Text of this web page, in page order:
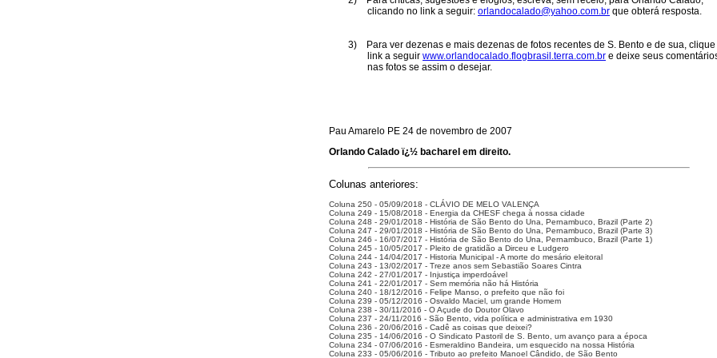
clicando no link a seguir: orlandocalado@yahoo.com.br que obterá resposta.
3)
Para ver dezenas e mais dezenas de fotos recentes de S. Bento e de sua,
link a seguir www.orlandocalado.flogbrasil.terra.com.br e deixe seus
nas fotos se assim o desejar.
Pau Amarelo PE 24 de novembro de 2007
Orlando Calado ï¿½ bacharel em direito.
Colunas anteriores:
Coluna 250 - 05/09/2018 - CLÁVIO DE MELO VALENÇA
Coluna 249 - 15/08/2018 - Energia da CHESF chega à nossa cidade
Coluna 248 - 29/01/2018 - História de São Bento do Una, Pernambuco, Brazil (Parte 2)
Coluna 247 - 29/01/2018 - História de São Bento do Una, Pernambuco, Brazil (Parte 3)
Coluna 246 - 16/07/2017 - História de São Bento do Una, Pernambuco, Brazil (Parte 1)
Coluna 245 - 10/05/2017 - Pleito de gratidão a Dirceu e Ludgero
Coluna 244 - 14/04/2017 - Historia Municipal - A morte do mesário eleitoral
Coluna 243 - 13/02/2017 - Treze anos sem Sebastião Soares Cintra
Coluna 242 - 27/01/2017 - Injustiça imperdoável
Coluna 241 - 22/01/2017 - Sem memória não há História
Coluna 240 - 18/12/2016 - Felipe Manso, o prefeito que não foi
Coluna 239 - 05/12/2016 - Osvaldo Maciel, um grande Homem
Coluna 238 - 30/11/2016 - O Açude do Doutor Olavo
Coluna 237 - 24/11/2016 - São Bento, vida política e administrativa em 1930
Coluna 236 - 20/06/2016 - Cadê as coisas que deixei?
Coluna 235 - 14/06/2016 - O Sindicato Pastoril de S. Bento, um avanço para a época
Coluna 234 - 07/06/2016 - Esmeraldino Bandeira, um esquecido na nossa História
Coluna 233 - 05/06/2016 - Tributo ao prefeito Manoel Cândido, de São Bento